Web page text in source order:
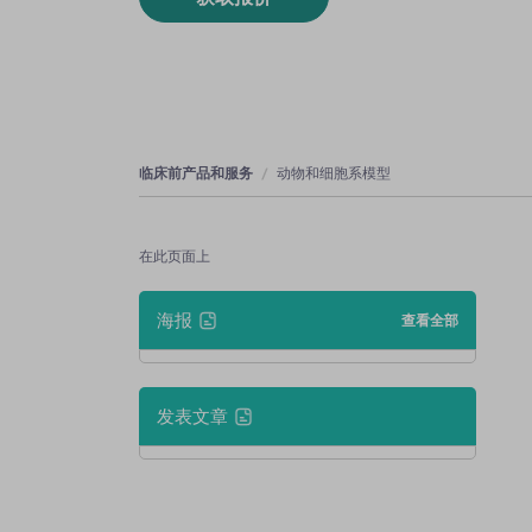
临床前产品和服务 动物和细胞系模型
在此页面上
海报 查看全部
发表文章